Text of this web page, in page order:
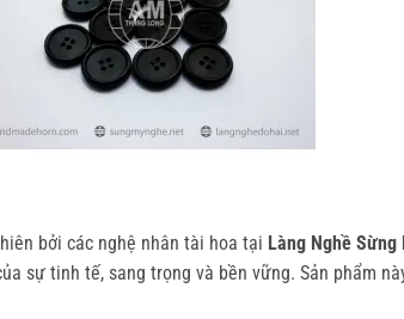
bởi các nghệ nhân tài hoa tại Làng Nghề Sừng
sự tinh tế, sang trọng và bền vững. Sản phẩm